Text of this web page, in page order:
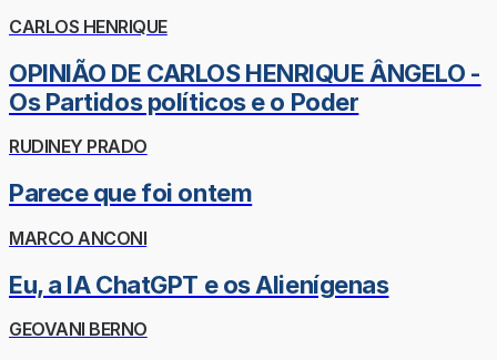
CARLOS HENRIQUE
OPINIÃO DE CARLOS HENRIQUE ÂNGELO -
Os Partidos políticos e o Poder
RUDINEY PRADO
Parece que foi ontem
MARCO ANCONI
Eu, a IA ChatGPT e os Alienígenas
GEOVANI BERNO